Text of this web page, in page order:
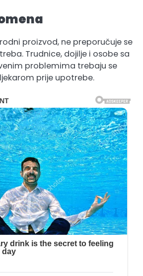
proizvod, ne preporučuje se
Trudnice, dojilje i osobe sa
problemima trebaju se
prije upotrebe.